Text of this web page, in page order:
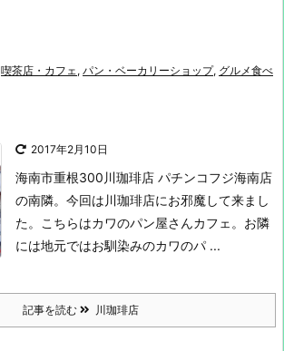
喫茶店・カフェ, パン・ベーカリーショップ, グルメ食べ
2017年2月10日
海南市重根300 川珈琲店 パチンコフジ海南店
の南隣。 今回は川珈琲店にお邪魔して来まし
た。
こちらはカワのパン屋さんカフェ。 お隣
には地元ではお馴染みのカワのパ ...
記事を読む 川珈琲店